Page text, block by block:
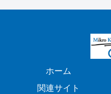
ホーム
関連サイト